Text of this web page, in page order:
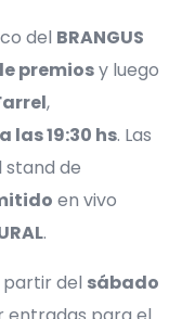
del BRANGUS
premiosy luego
,
las 19:30 hs. Las
stand de
en vivo
.
partir del sábado